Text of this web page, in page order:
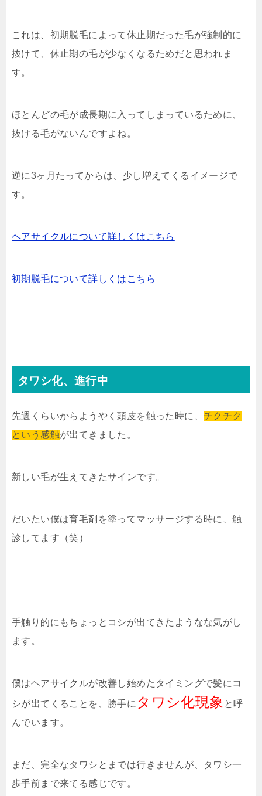
これは、初期脱毛によって休止期だった毛が強制的に
抜けて、休止期の毛が少なくなるためだと思われま
す。
ほとんどの毛が成長期に入ってしまっているために、
抜ける毛がないんですよね。
逆に3ヶ月たってからは、少し増えてくるイメージで
す。
ヘアサイクルについて詳しくはこちら
初期脱毛について詳しくはこちら
タワシ化、進行中
先週くらいからようやく頭皮を触った時に、 チクチク
という感触が出てきました。
新しい毛が生えてきたサインです。
だいたい僕は育毛剤を塗ってマッサージする時に、触
診してます（笑）
手触り的にもちょっとコシが出てきたようなな気がし
ます。
僕はヘアサイクルが改善し始めたタイミングで髪にコ
シが出てくることを、勝手に タワシ化現象 と呼
んでいます。
まだ、完全なタワシとまでは行きませんが、タワシ一
歩手前まで来てる感じです。